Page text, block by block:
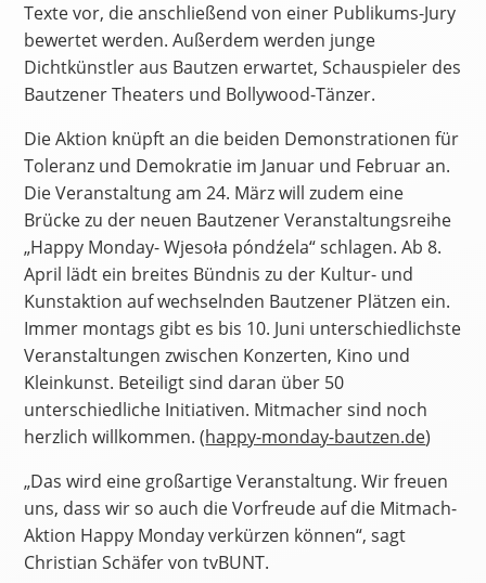
Texte vor, die anschließend von einer Publikums-Jury
bewertet werden. Außerdem werden junge
Dichtkünstler aus Bautzen erwartet, Schauspieler des
Bautzener Theaters und Bollywood-Tänzer.
Die Aktion knüpft an die beiden Demonstrationen für
Toleranz und Demokratie im Januar und Februar an.
Die Veranstaltung am 24. März will zudem eine
Brücke zu der neuen Bautzener Veranstaltungsreihe
„Happy Monday- Wjesoła póndźela“ schlagen. Ab 8.
April lädt ein breites Bündnis zu der Kultur- und
Kunstaktion auf wechselnden Bautzener Plätzen ein.
Immer montags gibt es bis 10. Juni unterschiedlichste
Veranstaltungen zwischen Konzerten, Kino und
Kleinkunst. Beteiligt sind daran über 50
unterschiedliche Initiativen. Mitmacher sind noch
herzlich willkommen. (happy-monday-bautzen.de)
„Das wird eine großartige Veranstaltung. Wir freuen
uns, dass wir so auch die Vorfreude auf die Mitmach-
Aktion Happy Monday verkürzen können“, sagt
Christian Schäfer von tvBUNT.